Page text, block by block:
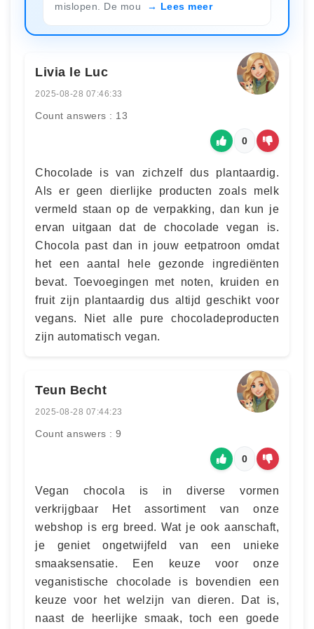
mislopen. De mou
Lees meer
Livia le Luc
2025-08-28 07:46:33
Count answers : 13
0
Chocolade is van zichzelf dus plantaardig.
Als er geen dierlijke producten zoals melk
vermeld staan op de verpakking, dan kun je
ervan uitgaan dat de chocolade vegan is.
Chocola past dan in jouw eetpatroon omdat
het een aantal hele gezonde ingrediënten
bevat. Toevoegingen met noten, kruiden en
fruit zijn plantaardig dus altijd geschikt voor
vegans. Niet alle pure chocoladeproducten
zijn automatisch vegan.
Teun Becht
2025-08-28 07:44:23
Count answers : 9
0
Vegan chocola is in diverse vormen
verkrijgbaar Het assortiment van onze
webshop is erg breed. Wat je ook aanschaft,
je geniet ongetwijfeld van een unieke
smaaksensatie. Een keuze voor onze
veganistische chocolade is bovendien een
keuze voor het welzijn van dieren. Dat is,
naast de heerlijke smaak, toch een goede